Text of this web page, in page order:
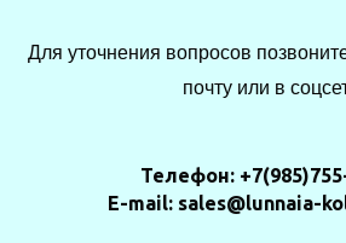
Для уточнения вопросов
почту или в
Телефон:
E-mail: sales@lunnaia-